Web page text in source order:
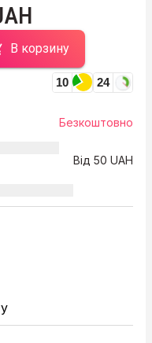
В корзину
10 24
Безкоштовно
Від 50 UAH